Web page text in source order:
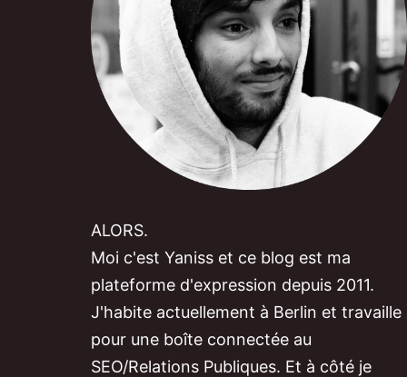
ALORS.
Moi c'est Yaniss et ce blog est ma
plateforme d'expression depuis 2011.
J'habite actuellement à Berlin et travaille
pour une boîte connectée au
SEO/Relations Publiques. Et à côté je